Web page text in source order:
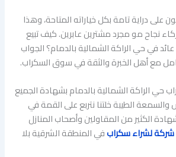
على دراية تامة بكل خياراته المتاحة، وهذا
نجاح مو مجرد مشترين عابرين. كيف تبيع
في حي الراكة الشمالية بالدمام؟ الجواب
مع أهل الخبرة والثقة في سوق السكراب.
الراكة الشمالية بالدمام بشهادة الجميع
والسمعة الطيبة خلتنا نتربع على القمة في
الكثير من المقاولين وأصحاب المنازل
لشراء سكرابفي المنطقة الشرقية بلا